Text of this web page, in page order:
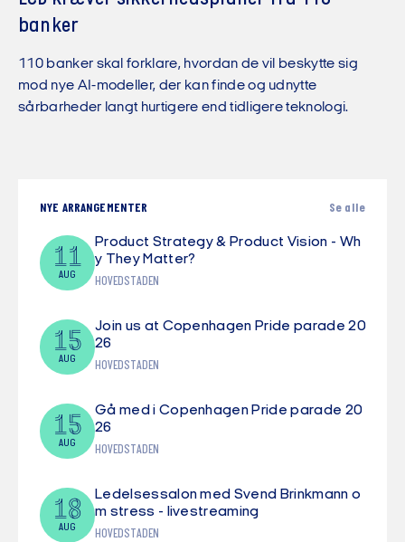
banker
110 banker skal forklare, hvordan de vil beskytte sig
mod nye AI-modeller, der kan finde og udnytte
sårbarheder langt hurtigere end tidligere teknologi.
NYE ARRANGEMENTER Se alle
11
AUG
Product Strategy & Product Vision - Wh
y They Matter?
HOVEDSTADEN
15
AUG
Join us at Copenhagen Pride parade 20
26
HOVEDSTADEN
15
AUG
Gå med i Copenhagen Pride parade 20
26
HOVEDSTADEN
18
AUG
Ledelsessalon med Svend Brinkmann o
m stress - livestreaming
HOVEDSTADEN